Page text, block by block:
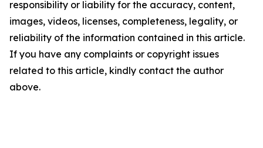
responsibility or liability for the accuracy, content,
images, videos, licenses, completeness, legality, or
reliability of the information contained in this article.
If you have any complaints or copyright issues
related to this article, kindly contact the author
above.